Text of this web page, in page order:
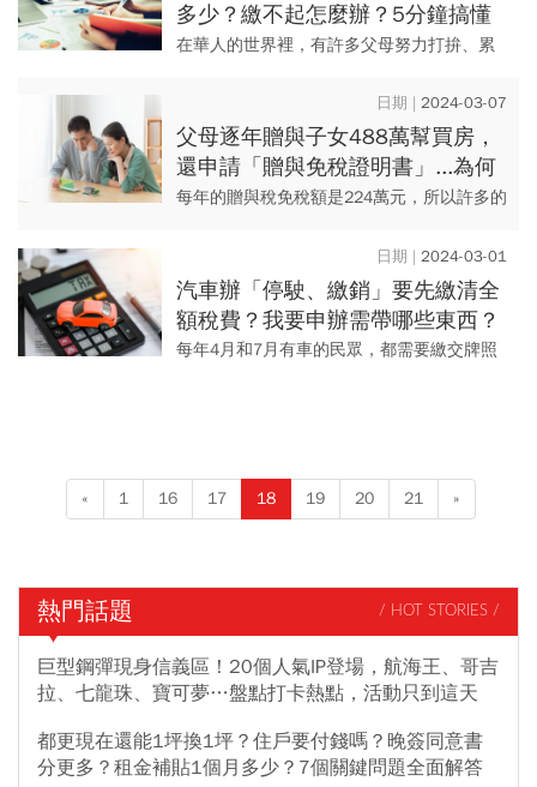
多少？繳不起怎麼辦？5分鐘搞懂
如何計算與申報流程
在華人的世界裡，有許多父母努力打拚、累
還是捨不得吃好、用好，就是為了要給下一
代更豐富資源。然而，除了花...
2024-03-07
父母逐年贈與子女488萬幫買房，
還申請「贈與免稅證明書」...為何
最後被扣贈與稅？漏了1個關鍵動
每年的贈與稅免稅額是224萬元，所以許多的
小孩，如果父母親各贈與244萬元給小孩，每
年即可取得488萬...
2024-03-01
汽車辦「停駛、繳銷」要先繳清全
額稅費？我要申辦需帶哪些東西？
「一站式」程序一次看
每年4月和7月有車的民眾，都需要繳交牌照
« 1 16 17 18 19 20 21 »
熱門話題 / HOT STORIES /
巨型鋼彈現身信義區！20個人氣IP登場，航海王、哥吉
拉、七龍珠、寶可夢…盤點打卡熱點，活動只到這天
都更現在還能1坪換1坪？住戶要付錢嗎？晚簽同意書
分更多？租金補貼1個月多少？7個關鍵問題全面解答